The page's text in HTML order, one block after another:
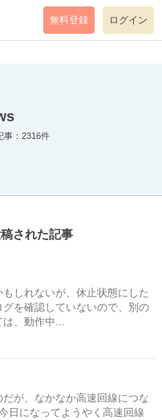
mode=return level=notice
無料登録 ログイン
事：2316件
された記事
しれないが、休止状態にした
を確認していないので、別の
、動作中...
が、なかなか高速回線につな
日になってようやく高速回線